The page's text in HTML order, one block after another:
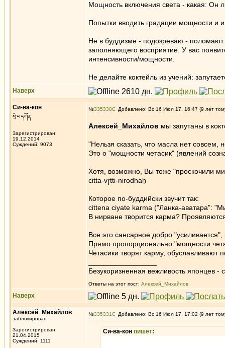
Мощность включения света - какая: Он
Попытки вводить градации мощности и
Не в буддизме - подозреваю - поломают
заполняющего восприятие. У вас
интенсивности/мощности.
Не делайте коктейль из учений:
Наверх
Си-ва-кон
སྲི་བ་དཀོན
Зарегистрирован:
19.12.2014
Суждений: 9073
№335330 Добавлено: Вс 16 Июл 17, 16:47 (9 лет
Алексей_Михайлов мы запутаны в
"Нельзя сказать, что масла нет совсем,
Это о "мощности четасик" (явлений
Хотя, возможно, Вы тоже "проскочили
citta-vr̥tti-nirodhaḥ
Которое по-буддийски звучит так:
cittena ciyate karma ("Ланка-аватара":
В нирване творится карма?
Все это сансарное добро
Прямо пропорционально "мощности
Четасики творят карму,
Безукоризненная вежливость японцев -
Ответы на этот пост: Алексей_Михайлов
Наверх
Алексей_Михайлов
заблокирован
Зарегистрирован:
21.04.2015
Суждений: 1111
№335331 Добавлено: Вс 16 Июл 17, 17:02 (9 лет
Си-ва-кон пишет: